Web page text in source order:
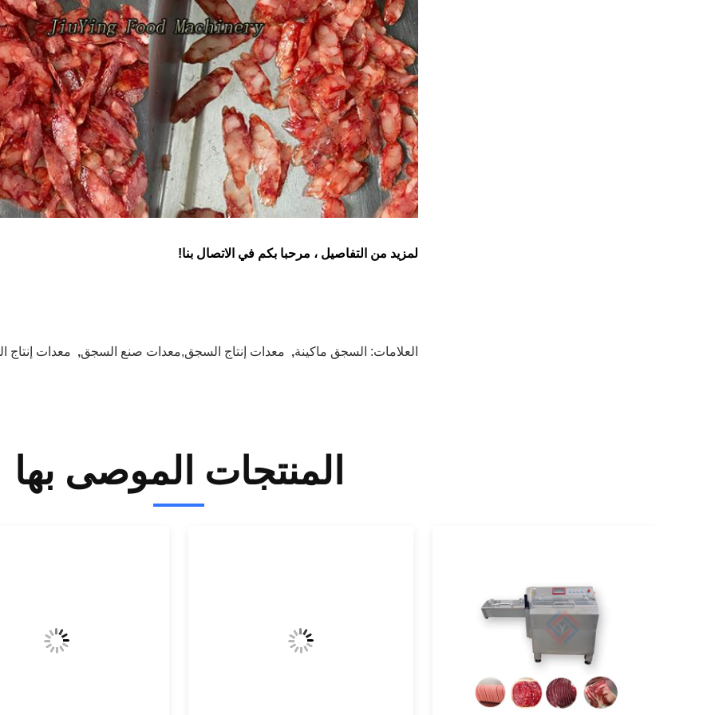
لمزيد من التفاصيل ، مرحبا بكم في الاتصال بنا!
العلامات: السجق ماكينة, معدات إنتاج السجق,معدات صنع السجق, معدات إنتاج
المنتجات الموصى بها